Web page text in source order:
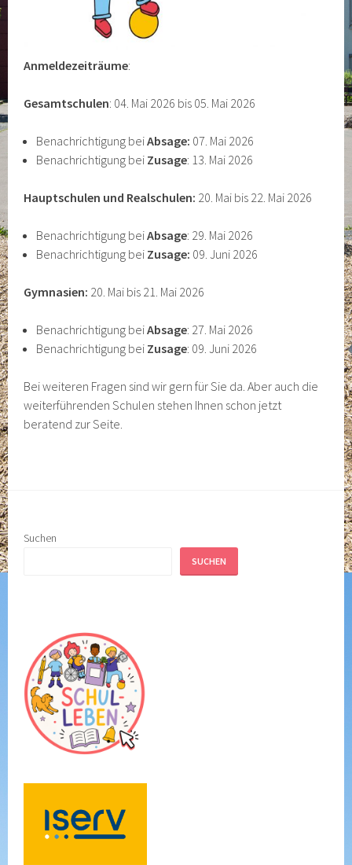
Anmeldezeiträume:
Gesamtschulen: 04. Mai 2026 bis 05. Mai 2026
Benachrichtigung beiAbsage: 07. Mai 2026
Benachrichtigung bei Zusage: 13. Mai 2026
Hauptschulen und Realschulen: 20. Mai bis 22. Mai 2026
Benachrichtigung beiAbsage: 29. Mai 2026
Benachrichtigung bei Zusage: 09. Juni 2026
Gymnasien: 20. Mai bis 21. Mai 2026
Benachrichtigung beiAbsage: 27. Mai 2026
Benachrichtigung bei Zusage: 09. Juni 2026
Bei weiteren Fragen sind wir gern für Sie da. Aber auch die
weiterführenden Schulen stehen Ihnen schon jetzt
beratend zur Seite.
Suchen
SUCHEN